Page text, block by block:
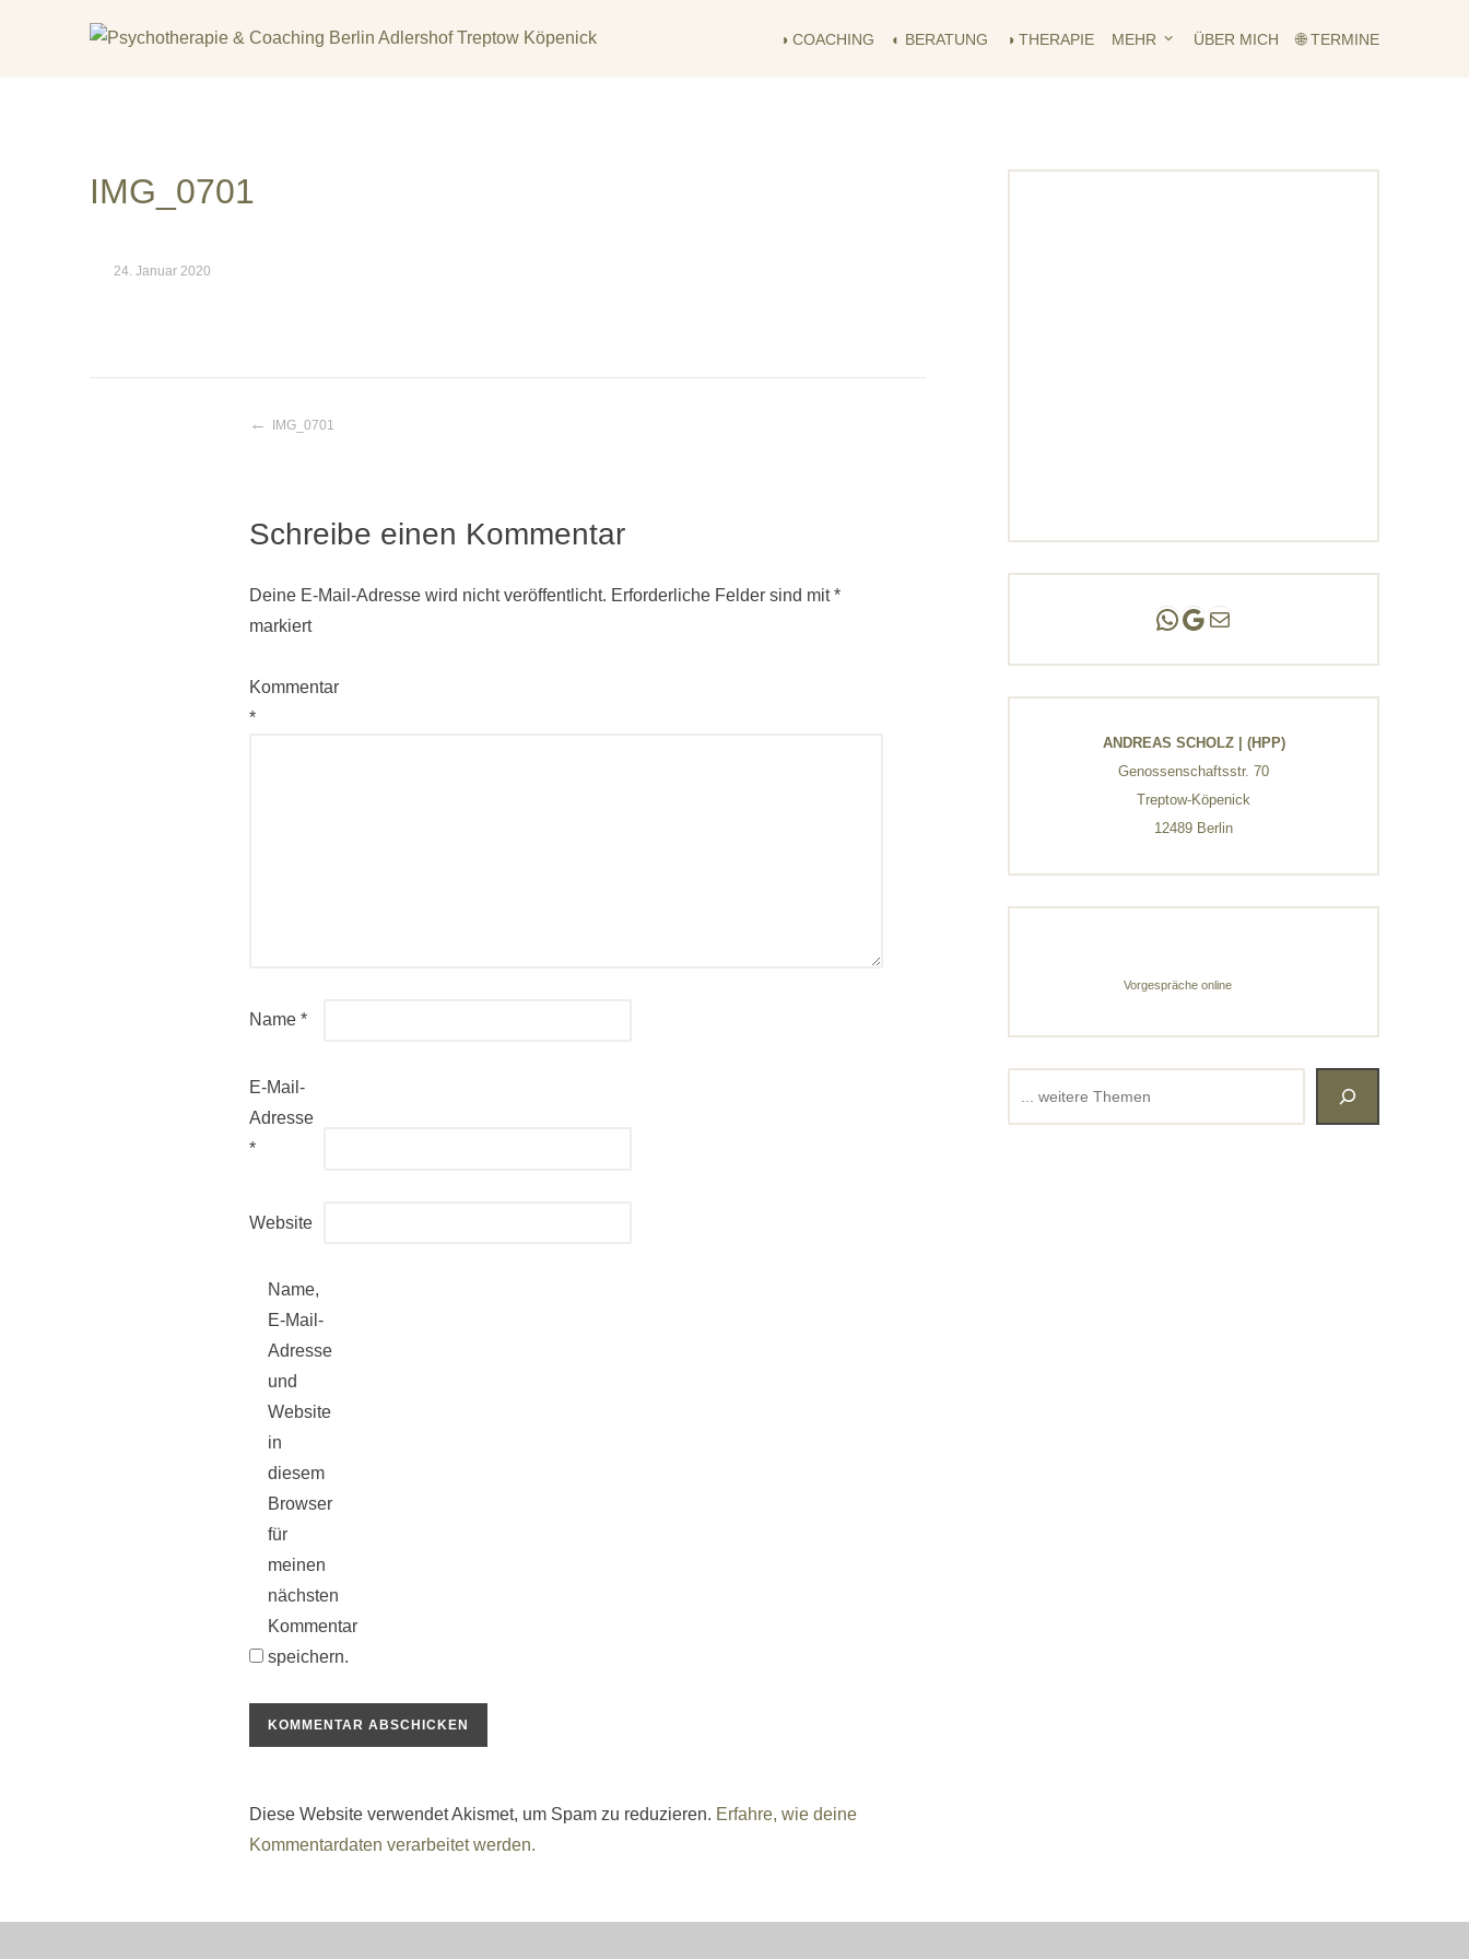
◑ COACHING ◐ BERATUNG ◑ THERAPIE MEHR ÜBER MICH 🌐 TERMINE
IMG_0701
24. Januar 2020
Beitragsnavigation
IMG_0701
Schreibe einen Kommentar
Deine E-Mail-Adresse wird nicht veröffentlicht. Erforderliche Felder sind mit*
markiert
Kommentar
*
Name *
E-Mail-
Adresse
*
Website
Name,
E-Mail-
Adresse
und
Website
in
diesem
Browser
für
meinen
nächsten
Kommentar
speichern.
Diese Website verwendet Akismet, um Spam zu reduzieren. Erfahre, wie deine
Kommentardaten verarbeitet werden.
Andreas Scholz | (HPP)
Praxis Adlershof
E-Mail an mich ...
ANDREAS SCHOLZ | (HPP)
Genossenschaftsstr. 70
Treptow-Köpenick
12489 Berlin
Vorgespräche online